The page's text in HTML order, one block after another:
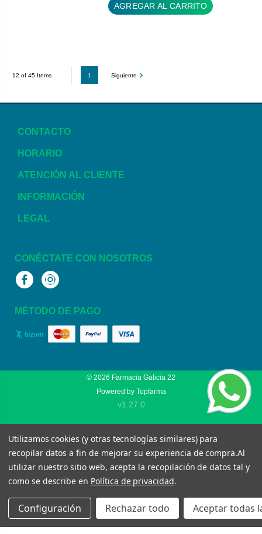
AGREGAR AL CARRITO
12 of 45 Items 1 Siguiente
CONTACTO
HORARIO
ATENCIÓN AL CLIENTE
INFORMACIÓN
LEGAL
CONÉCTATE CON NOSOTROS
FacebookInstagram
MÉTODO DE PAGO
© 2026 Farmacia Galicia 22
Powered by Topfarma
v1.27.0
Utilizamos cookies (y otras tecnologías similares) para
recopilar datos a fin de mejorar su experiencia de compra.Al
utilizar nuestro sitio web, acepta la recopilación de datos tal y
como se describe en Política de privacidad.
Configuración Rechazar todo Aceptar todas